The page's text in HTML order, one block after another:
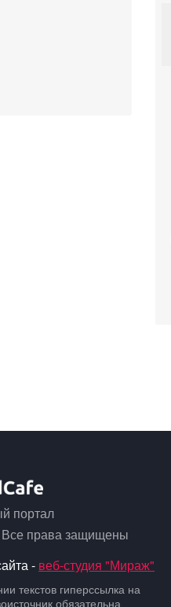
портал
права защищены
- веб-студия "Мираж"
текстов гиперссылка на
обязательна